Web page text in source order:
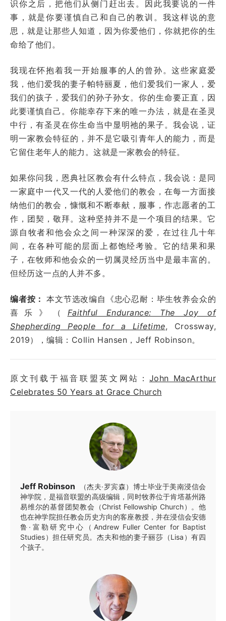
识你之后，把他们从侧门赶出去。因此我要说的一件
事，就是你要谨慎自己和自己的教训。我这样说的意
思，就是让那些人知道，因为你爱他们，你就把你的生
命给了他们。
我现在怀抱着我一开始服事的人的曾孙。这些家庭爱
我，他们爱我的妻子帕特丽夏，他们爱我们一家人，爱
我们的孩子，爱我们的孙子孙女。你的生命要正直，因
此要谨慎自己。你能幸存下来的唯一办法，就是在圣灵
中行，有圣灵在你生命当中显明祂的果子。我会说，证
明一家教会特征的，并不是它吸引青年人的能力，而是
它留住老年人的能力。这就是一家教会的特征。
如果你问我，恩典社区教会有什么特点，我会说：是同
一家庭中一代又一代的人爱他们的教会，在每一方面接
纳他们的教会，慷慨和不断奉献，服事，作志愿者的工
作，团契，敬拜。这种坚持并不是一个项目的结果。它
源自牧者和他会众之间一种深深的爱，在过往几十年
间，在各种可能的层面上都饱经考验。它的结果和果
子，在牧师和他会众的一切属灵经历当中是最丰富的。
但经历这一点的人并不多。
编者按：本文节选改编自《忠心忍耐：毕生牧养会众的
喜乐》（ Faithful Endurance: The Joy of
Shepherding People for a Lifetime, Crossway,
2019），编辑：Collin Hansen，Jeff Robinson。
原文刊载于福音联盟英文网站： John MacArthur
Celebrates 50 Years at Grace Church
Jeff Robinson
（杰夫·罗宾森）博士毕业于美南浸信会
神学院，是福音联盟的高级编辑，同时牧养位于肯塔基州路
易维尔的基督团契教会（Christ Fellowship Church）。他
也在神学院担任教会历史方向的客座教授，并在浸信会安德
鲁·富勒研究中心（Andrew Fuller Center for Baptist
Studies）担任研究员。杰夫和他的妻子丽莎（Lisa）有四
个孩子。